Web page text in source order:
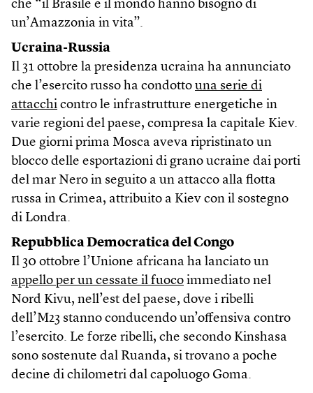
che “il Brasile e il mondo hanno bisogno di
un’Amazzonia in vita”.
Ucraina-Russia
Il 31 ottobre la presidenza ucraina ha annunciato
che l’esercito russo ha condotto una serie di
attacchi contro le infrastrutture energetiche in
varie regioni del paese, compresa la capitale Kiev.
Due giorni prima Mosca aveva ripristinato un
blocco delle esportazioni di grano ucraine dai porti
del mar Nero in seguito a un attacco alla flotta
russa in Crimea, attribuito a Kiev con il sostegno
di Londra.
Repubblica Democratica del Congo
Il 30 ottobre l’Unione africana ha lanciato un
appello per un cessate il fuoco immediato nel
Nord Kivu, nell’est del paese, dove i ribelli
dell’M23 stanno conducendo un’offensiva contro
l’esercito. Le forze ribelli, che secondo Kinshasa
sono sostenute dal Ruanda, si trovano a poche
decine di chilometri dal capoluogo Goma.